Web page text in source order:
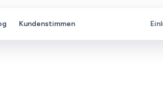
Kundenstimmen